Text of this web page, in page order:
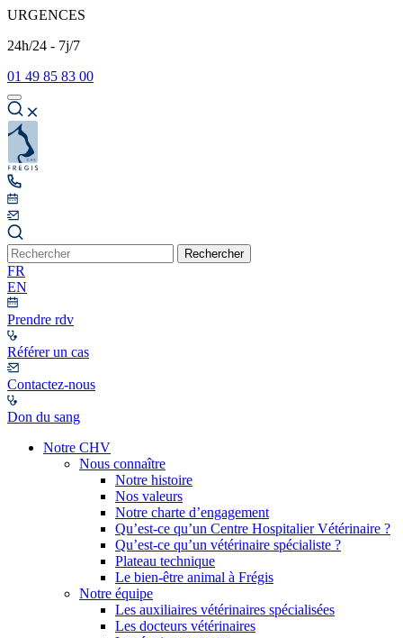
URGENCES
24h/24 - 7j/7
01 49 85 83 00
Rechercher
FR
EN
Prendre rdv
Référer un cas
Contactez-nous
Don du sang
Notre CHV
Nous connaître
Notre histoire
Nos valeurs
Notre charte d’engagement
Qu’est-ce qu’un Centre Hospitalier Vétérinaire ?
Qu’est-ce qu’un vétérinaire spécialiste ?
Plateau technique
Le bien-être animal à Frégis
Notre équipe
Les auxiliaires vétérinaires spécialisées
Les docteurs vétérinaires